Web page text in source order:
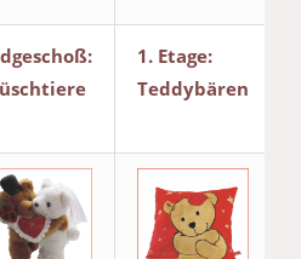
1. Etage:
Teddybären